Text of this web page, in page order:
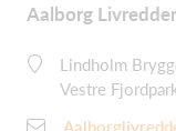
Aalborg
Lindholm
Vestre